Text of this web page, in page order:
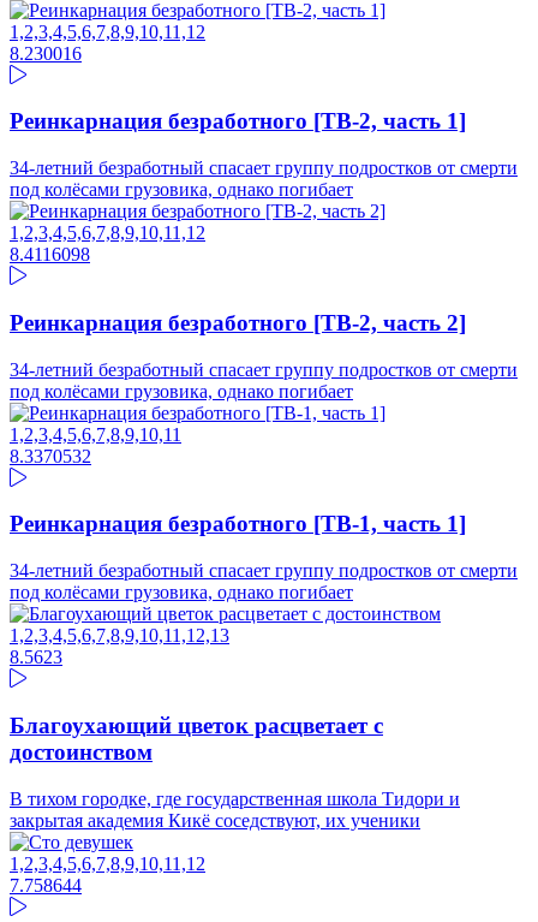
1,2,3,4,5,6,7,8,9,10,11,12
8.230016
Реинкарнация безработного [ТВ-2, часть 1]
34-летний безработный спасает группу подростков от смерти
под колёсами грузовика, однако погибает
1,2,3,4,5,6,7,8,9,10,11,12
8.4116098
Реинкарнация безработного [ТВ-2, часть 2]
34-летний безработный спасает группу подростков от смерти
под колёсами грузовика, однако погибает
1,2,3,4,5,6,7,8,9,10,11
8.3370532
Реинкарнация безработного [ТВ-1, часть 1]
34-летний безработный спасает группу подростков от смерти
под колёсами грузовика, однако погибает
1,2,3,4,5,6,7,8,9,10,11,12,13
8.5623
Благоухающий цветок расцветает с
достоинством
В тихом городке, где государственная школа Тидори и
закрытая академия Кикё соседствуют, их ученики
1,2,3,4,5,6,7,8,9,10,11,12
7.758644